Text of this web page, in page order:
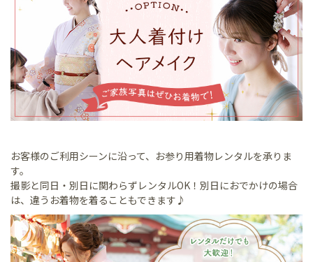
お客様のご利用シーンに沿って、お参り用着物レンタルを承りま
す。
撮影と同日・別日に関わらずレンタルOK！別日におでかけの場合
は、違うお着物を着ることもできます♪